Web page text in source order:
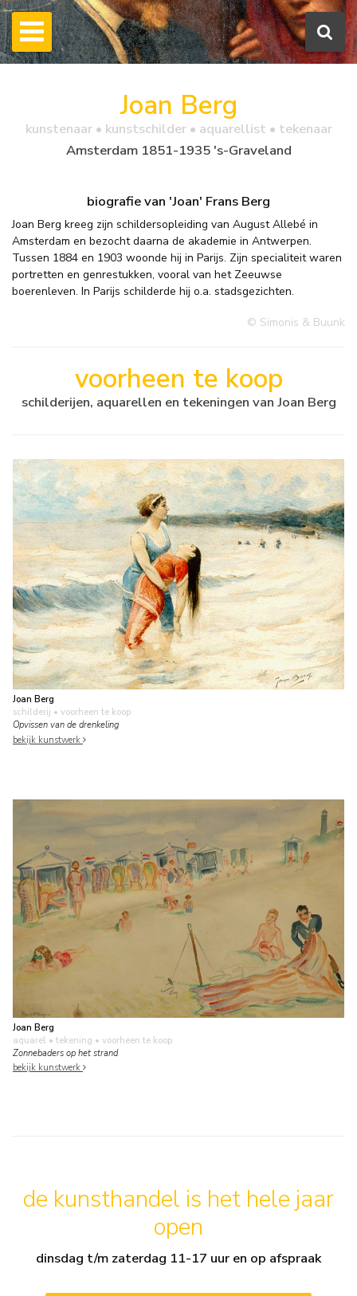
Joan Berg
kunstenaar • kunstschilder • aquarellist • tekenaar
Amsterdam 1851-1935 's-Graveland
biografie van 'Joan' Frans Berg
Joan Berg kreeg zijn schildersopleiding van August Allebé in
Amsterdam en bezocht daarna de akademie in Antwerpen.
Tussen 1884 en 1903 woonde hij in Parijs. Zijn specialiteit waren
portretten en genrestukken, vooral van het Zeeuwse
boerenleven. In Parijs schilderde hij o.a. stadsgezichten.
© Simonis & Buunk
voorheen te koop
schilderijen, aquarellen en tekeningen van Joan Berg
Joan Berg
schilderij • voorheen te koop
Opvissen van de drenkeling
bekijk kunstwerk
Joan Berg
aquarel • tekening • voorheen te koop
Zonnebaders op het strand
bekijk kunstwerk
de kunsthandel is het hele jaar
open
dinsdag t/m zaterdag 11-17 uur en op afspraak